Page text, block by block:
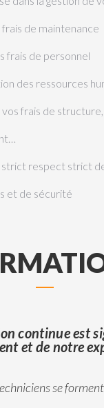
de maintenance
frais de personnel
des ressources
frais de structure,
strict respect strict
et de sécurité
continue est
et de notre
se